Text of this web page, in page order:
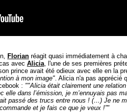
Florianréagit quasi immédiatement à
avec Alicia, l'une de ses premières
prince avait été odieux avec elle en la
à mon image". Alicia n'a pas apprécié
: ""Alicia était clairement une
dans l’émission, je m’ennuyais pas
passé des trucs entre nous ! (…) Je ne
et je fais ce que je veux !”"